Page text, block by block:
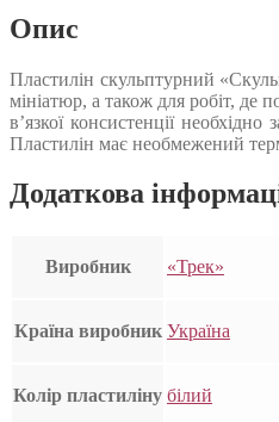
Опис
Пластилін скульптурний
мініатюр, а також для робіт, де
в’язкої консистенції
Пластилін має необмежений
Додаткова
Виробник «Трек»
Країна виробник Україна
Колір пластиліну білий